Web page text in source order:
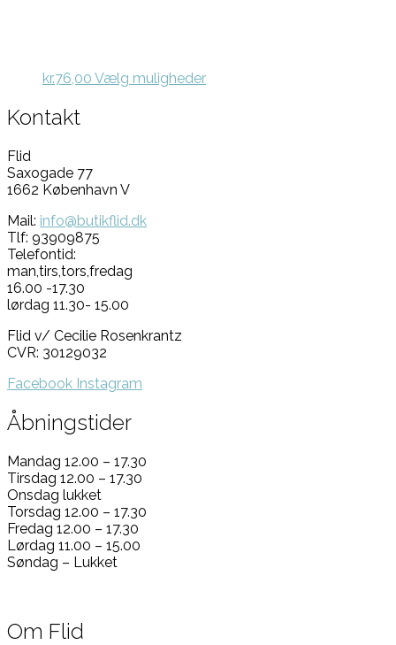
kr.76,00 Vælg mulighederDette
Kontakt
Flid
Saxogade 77
1662 København V
Mail: info@butikflid.dk
Tlf: 93909875
Telefontid:
man,tirs,tors,fredag
16.00 -17.30
lørdag 11.30- 15.00
Flid v/ Cecilie Rosenkrantz
CVR: 30129032
Facebook Instagram
Åbningstider
Mandag 12.00 – 17.30
Tirsdag 12.00 – 17.30
Onsdag lukket
Torsdag 12.00 – 17.30
Fredag 12.00 – 17.30
Lørdag 11.00 – 15.00
Søndag – Lukket
Om Flid